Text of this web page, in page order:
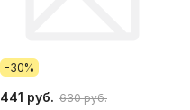
-30%
441 руб. 630 руб.